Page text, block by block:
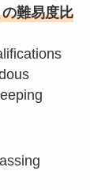
難易度比